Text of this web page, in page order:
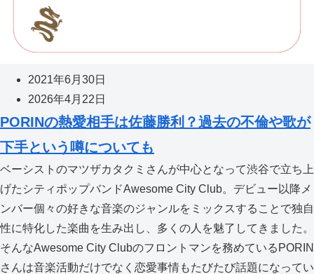
2021年6月30日
2026年4月22日
PORINの熱愛相手は佐藤勝利？過去の不倫や歌が
下手という噂についても
ベーシストのマツザカタクミさんが中心となって渋谷で立ち上
げたシティポップバンドAwesome City Club。デビュー以降メ
ンバー個々の好きな音楽のジャンルをミックスすることで独自
性に特化した楽曲を生み出し、多くの人を魅了してきました。
そんなAwesome City Clubのフロントマンを務めているPORIN
さんは音楽活動だけでなく恋愛事情もたびたび話題になってい